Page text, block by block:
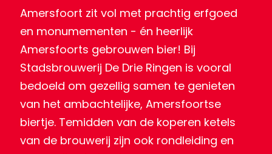
Amersfoort zit vol met prachtig erfgoed
en monumementen - én heerlijk
Amersfoorts gebrouwen bier! Bij
Stadsbrouwerij De Drie Ringen is vooral
bedoeld om gezellig samen te genieten
van het ambachtelijke, Amersfoortse
biertje. Temidden van de koperen ketels
van de brouwerij zijn ook rondleiding en